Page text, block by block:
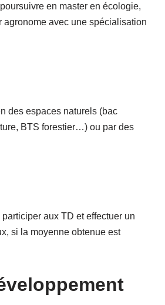
en master en écologie,
agronome avec une spécialisation
des espaces naturels (bac
BTS forestier…) ou par des
aux TD et effectuer un
si la moyenne obtenue est